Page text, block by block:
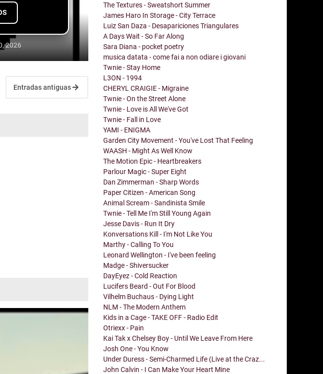
2026
Entradas antiguas
The Textures - Sweatshort Summer
James Haro In Storage - City Terrace
Luiz San Daza - Desapariciones Triangulares
A Days Wait - So Far Along
Sara Diana - pocket poetry
musica datata - come fai a non odiare i giovani
Twnie - Stay Home
L3ON - 1994
CHERYL CRAIGIE - Migraine
Twnie - On the Street Alone
Twnie - Love is All We've Got
Twnie - Fall in Love
YAMI - ENIGMA
Garden City Movement - You've Lost That Feeling
WAASH - Might As Well Know
The Motion Epic - Heartbreakers
Parlour Magic - Super Eight
Dan Zimmerman - Sharp Words
Paper Citizen - American Song
Animal Scream - Sandinista Smile
Twnie - Tell Me I'm Still Young Again
Jesse Davis - Run It Dry
Konversations Kill - I'm Not Like You
Marthy - Calling To You
Leonard Wellington - I've been feeling
Madge - Shiversucker
DayEyez - Cold Reaction
Lucifers Beard - Out For Blood
Vilhelm Buchaus - Dying Light
NLM - The Modern Anthem
Kids in a Cage - TAKE OFF - Radio Edit
Otriexx - Pain
Kai Tak x Chelsey Boy - Until We Leave From Here
Josh One - You Know
Under Duress - Semi-Charmed Life (Live at the Craz...
John Calvin - I Can Make Your Heart Mine